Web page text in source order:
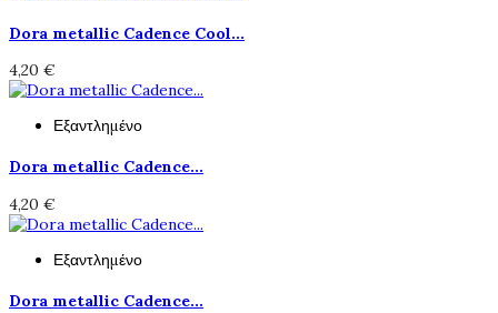
Dora metallic Cadence Cool...
4,20 €
Εξαντλημένο
Dora metallic Cadence...
4,20 €
Εξαντλημένο
Dora metallic Cadence...